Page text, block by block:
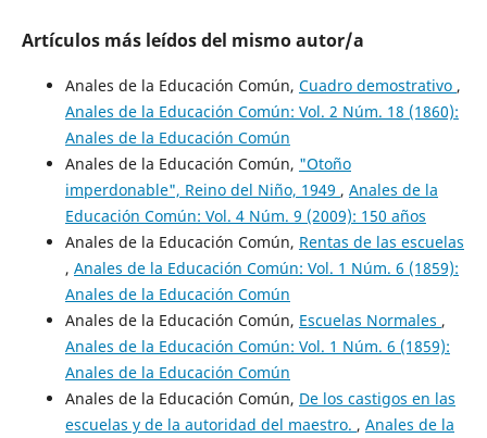
Artículos más leídos del mismo autor/a
Anales de la Educación Común, Cuadro demostrativo ,
Anales de la Educación Común: Vol. 2 Núm. 18 (1860):
Anales de la Educación Común
Anales de la Educación Común, "Otoño
imperdonable", Reino del Niño, 1949 , Anales de la
Educación Común: Vol. 4 Núm. 9 (2009): 150 años
Anales de la Educación Común, Rentas de las escuelas
, Anales de la Educación Común: Vol. 1 Núm. 6 (1859):
Anales de la Educación Común
Anales de la Educación Común, Escuelas Normales ,
Anales de la Educación Común: Vol. 1 Núm. 6 (1859):
Anales de la Educación Común
Anales de la Educación Común, De los castigos en las
escuelas y de la autoridad del maestro. , Anales de la